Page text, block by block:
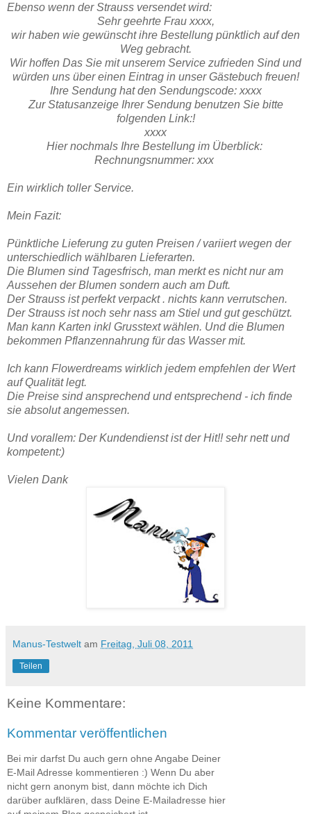
Ebenso wenn der Strauss versendet wird:
Sehr geehrte Frau xxxx,
wir haben wie gewünscht ihre Bestellung pünktlich auf den
Weg gebracht.
Wir hoffen Das Sie mit unserem Service zufrieden Sind und
würden uns über einen Eintrag in unser Gästebuch freuen!
Ihre Sendung hat den Sendungscode: xxxx
Zur Statusanzeige Ihrer Sendung benutzen Sie bitte
folgenden Link:!
xxxx
Hier nochmals Ihre Bestellung im Überblick:
Rechnungsnummer: xxx
Ein wirklich toller Service.
Mein Fazit:
Pünktliche Lieferung zu guten Preisen / variiert wegen der
unterschiedlich wählbaren Lieferarten.
Die Blumen sind Tagesfrisch, man merkt es nicht nur am
Aussehen der Blumen sondern auch am Duft.
Der Strauss ist perfekt verpackt . nichts kann verrutschen.
Der Strauss ist noch sehr nass am Stiel und gut geschützt.
Man kann Karten inkl Grusstext wählen. Und die Blumen
bekommen Pflanzennahrung für das Wasser mit.
Ich kann Flowerdreams wirklich jedem empfehlen der Wert
auf Qualität legt.
Die Preise sind ansprechend und entsprechend - ich finde
sie absolut angemessen.
Und vorallem: Der Kundendienst ist der Hit!! sehr nett und
kompetent:)
Vielen Dank
Manus-Testwelt am Freitag, Juli 08, 2011
Teilen
Keine Kommentare:
Kommentar veröffentlichen
Bei mir darfst Du auch gern ohne Angabe Deiner
E-Mail Adresse kommentieren :) Wenn Du aber
nicht gern anonym bist, dann möchte ich Dich
darüber aufklären, dass Deine E-Mailadresse hier